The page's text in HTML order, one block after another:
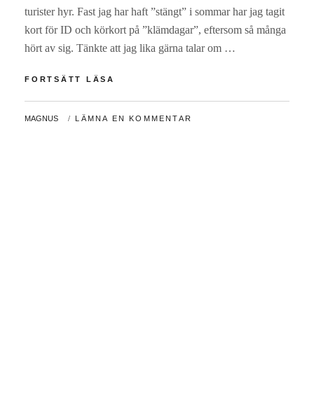
turister hyr. Fast jag har haft ”stängt” i sommar har jag tagit
kort för ID och körkort på ”klämdagar”, eftersom så många
hört av sig. Tänkte att jag lika gärna talar om …
FORTSÄTT LÄSA
AV
MAGNUS LÄMNA EN KOMMENTAR